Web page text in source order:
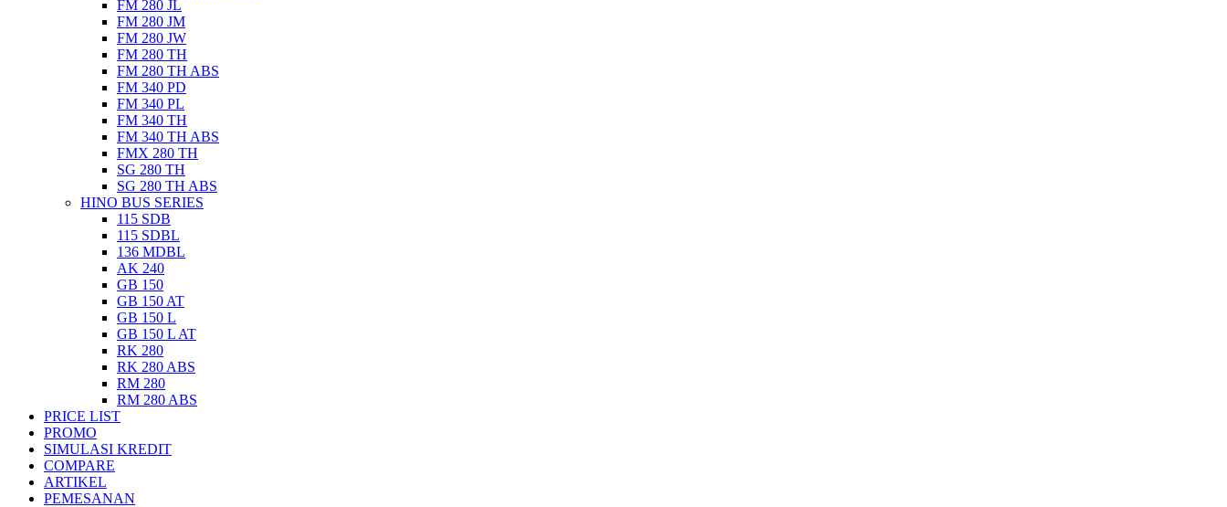
FM 280 JL
FM 280 JM
FM 280 JW
FM 280 TH
FM 280 TH ABS
FM 340 PD
FM 340 PL
FM 340 TH
FM 340 TH ABS
FMX 280 TH
SG 280 TH
SG 280 TH ABS
HINO BUS SERIES
115 SDB
115 SDBL
136 MDBL
AK 240
GB 150
GB 150 AT
GB 150 L
GB 150 L AT
RK 280
RK 280 ABS
RM 280
RM 280 ABS
PRICE LIST
PROMO
SIMULASI KREDIT
COMPARE
ARTIKEL
PEMESANAN